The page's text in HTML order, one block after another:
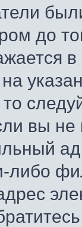
до
вы
либо